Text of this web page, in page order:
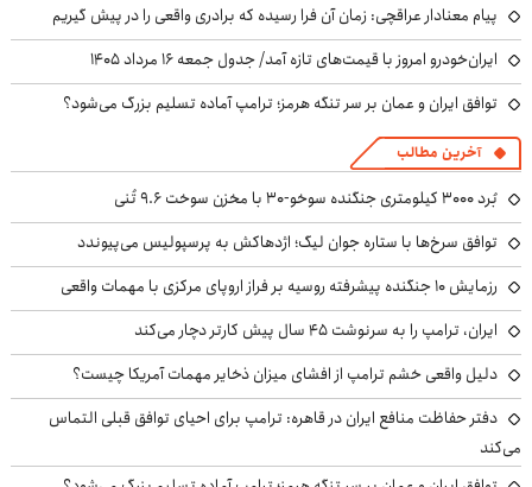
پیام معنادار عراقچی: زمان آن فرا رسیده که برادری واقعی را در پیش گیریم
ایران‌خودرو امروز با قیمت‌های تازه آمد/ جدول جمعه ۱۶ مرداد ۱۴۰۵
توافق ایران و عمان بر سر تنگه هرمز؛ ترامپ آماده تسلیم بزرگ می‌شود؟
آخرین مطالب
بُرد ۳۰۰۰ کیلومتری جنگنده سوخو-۳۰ با مخزن سوخت ۹.۶ تُنی
توافق سرخ‌ها با ستاره جوان لیگ؛ اژدهاکش به پرسپولیس می‌پیوندد
رزمایش ۱۰ جنگنده پیشرفته روسیه بر فراز اروپای مرکزی با مهمات واقعی
ایران، ترامپ را به سرنوشت ۴۵ سال پیش کارتر دچار می‌کند
دلیل واقعی خشم ترامپ از افشای میزان ذخایر مهمات آمریکا چیست؟
دفتر حفاظت منافع ایران در قاهره: ترامپ برای احیای توافق قبلی التماس
می‌کند